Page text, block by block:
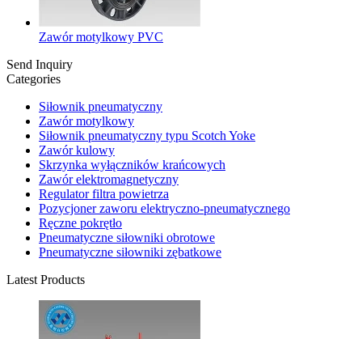
Zawór motylkowy PVC
Send Inquiry
Categories
Siłownik pneumatyczny
Zawór motylkowy
Siłownik pneumatyczny typu Scotch Yoke
Zawór kulowy
Skrzynka wyłączników krańcowych
Zawór elektromagnetyczny
Regulator filtra powietrza
Pozycjoner zaworu elektryczno-pneumatycznego
Ręczne pokrętło
Pneumatyczne siłowniki obrotowe
Pneumatyczne siłowniki zębatkowe
Latest Products